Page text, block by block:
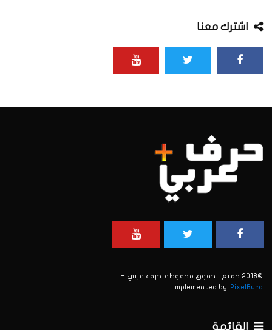
اشترك معنا
©2018 جميع الحقوق محفوظة. حرف عربي +
Implemented by: PixelBuro
القائمة